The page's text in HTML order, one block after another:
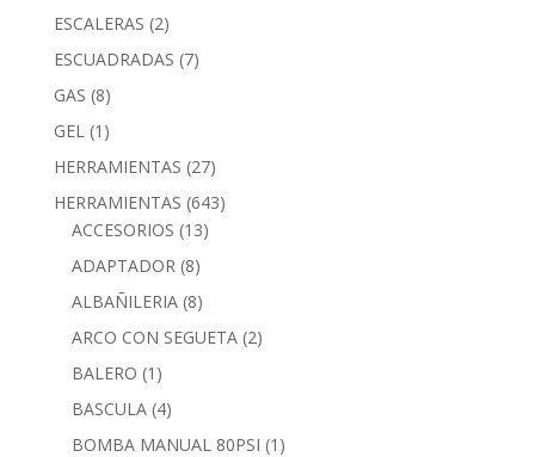
ESCALERAS (2)
ESCUADRADAS (7)
GAS (8)
GEL (1)
HERRAMIENTAS (27)
HERRAMIENTAS (643)
ACCESORIOS (13)
ADAPTADOR (8)
ALBAÑILERIA (8)
ARCO CON SEGUETA (2)
BALERO (1)
BASCULA (4)
BOMBA MANUAL 80PSI (1)